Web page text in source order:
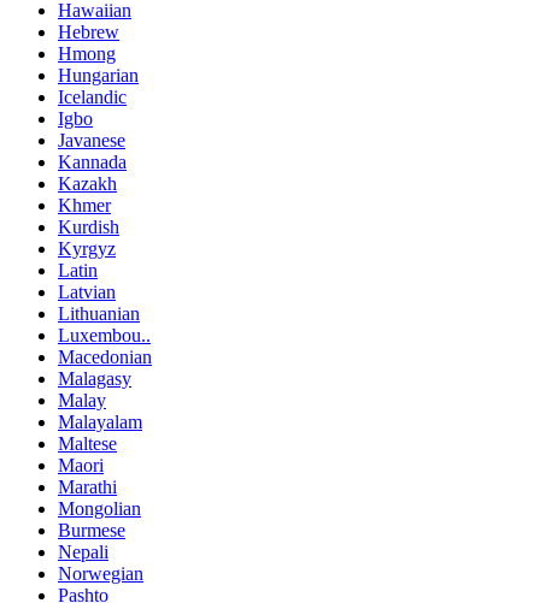
Hawaiian
Hebrew
Hmong
Hungarian
Icelandic
Igbo
Javanese
Kannada
Kazakh
Khmer
Kurdish
Kyrgyz
Latin
Latvian
Lithuanian
Luxembou..
Macedonian
Malagasy
Malay
Malayalam
Maltese
Maori
Marathi
Mongolian
Burmese
Nepali
Norwegian
Pashto